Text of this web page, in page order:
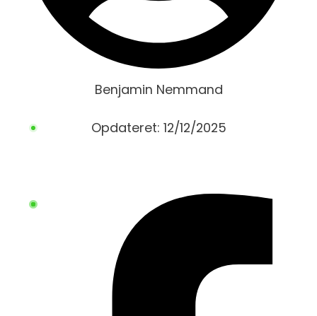
Benjamin Nemmand
Opdateret: 12/12/2025